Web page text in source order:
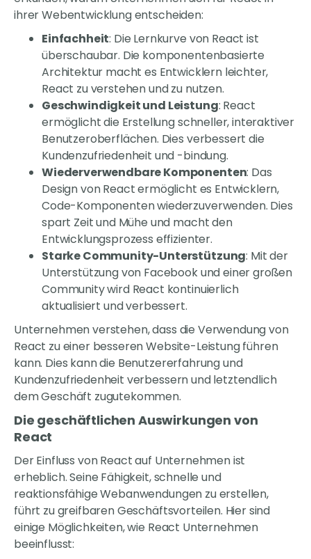
ihrer Webentwicklung entscheiden:
Einfachheit: Die Lernkurve von React ist
überschaubar. Die komponentenbasierte
Architektur macht es Entwicklern leichter,
React zu verstehen und zu nutzen.
Geschwindigkeit und Leistung: React
ermöglicht die Erstellung schneller, interaktiver
Benutzeroberflächen. Dies verbessert die
Kundenzufriedenheit und -bindung.
Wiederverwendbare Komponenten: Das
Design von React ermöglicht es Entwicklern,
Code-Komponenten wiederzuverwenden. Dies
spart Zeit und Mühe und macht den
Entwicklungsprozess effizienter.
Starke Community-Unterstützung: Mit der
Unterstützung von Facebook und einer großen
Community wird React kontinuierlich
aktualisiert und verbessert.
Unternehmen verstehen, dass die Verwendung von
React zu einer besseren Website-Leistung führen
kann. Dies kann die Benutzererfahrung und
Kundenzufriedenheit verbessern und letztendlich
dem Geschäft zugutekommen.
Die geschäftlichen Auswirkungen von
React
Der Einfluss von React auf Unternehmen ist
erheblich. Seine Fähigkeit, schnelle und
reaktionsfähige Webanwendungen zu erstellen,
führt zu greifbaren Geschäftsvorteilen. Hier sind
einige Möglichkeiten, wie React Unternehmen
beeinflusst: